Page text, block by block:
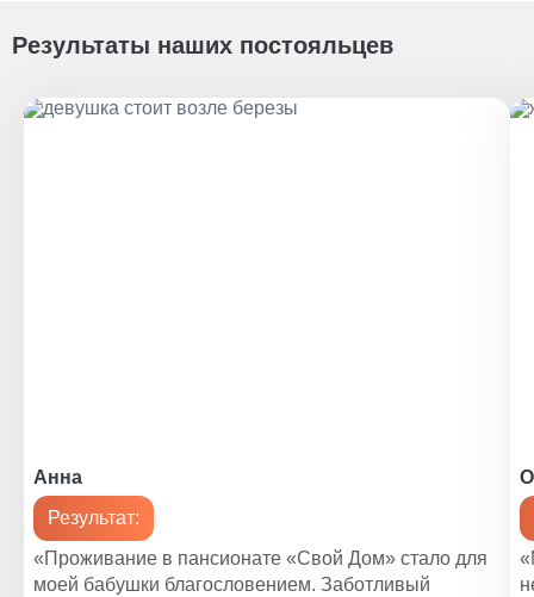
Результаты наших постояльцев
Анна
Результат:
«Проживание в пансионате «Свой Дом» стало для
моей бабушки благословением. Заботливый